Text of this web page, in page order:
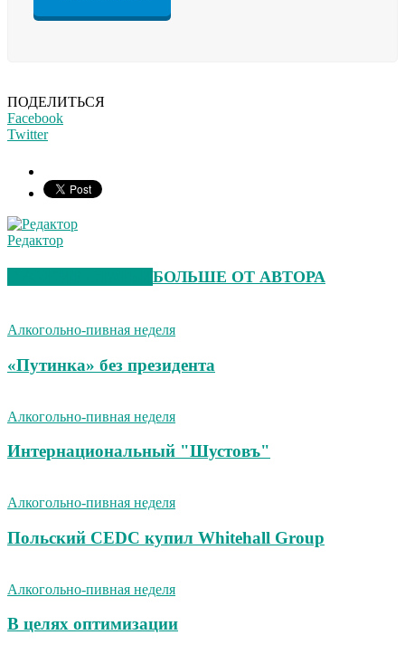
ПОДЕЛИТЬСЯ
Facebook
Twitter
Редактор
БОЛЬШЕ ОТ АВТОРА
Алкогольно-пивная неделя
«Путинка» без президента
Алкогольно-пивная неделя
Интернациональный "Шустовъ"
Алкогольно-пивная неделя
Польский CEDC купил Whitehall Group
Алкогольно-пивная неделя
В целях оптимизации